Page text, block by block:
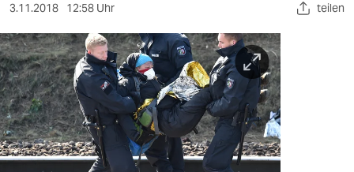
nord
wahrheit
verlag
verlag
veranstaltungen
3.11.2018 12:58 Uhr teilen